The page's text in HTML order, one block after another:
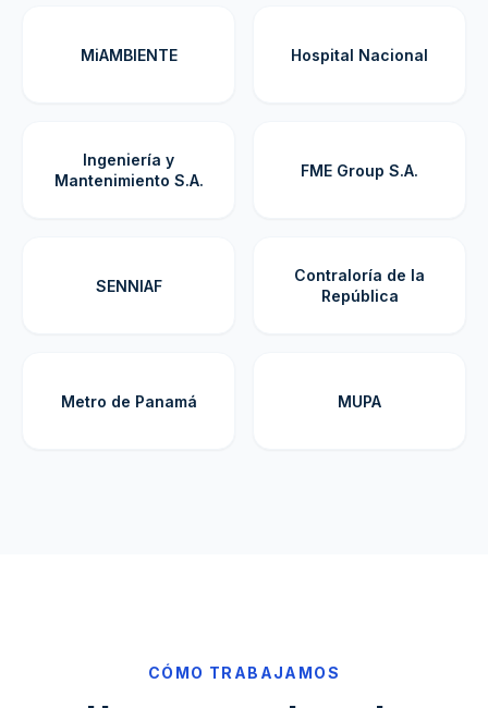
MiAMBIENTE Hospital Nacional
Ingeniería y
Mantenimiento S.A.
FME Group S.A.
SENNIAF
Contraloría de la
República
Metro de Panamá MUPA
CÓMO TRABAJAMOS